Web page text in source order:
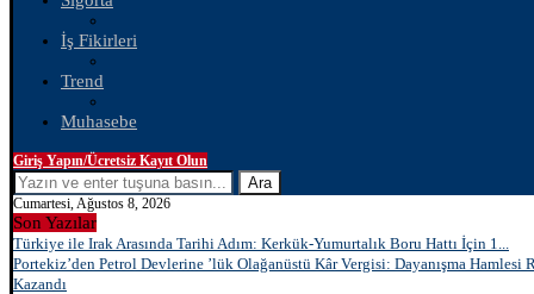
İş Fikirleri
Trend
Muhasebe
Giriş Yapın/Ücretsiz Kayıt Olun
Ara
Cumartesi, Ağustos 8, 2026
Son Yazılar
Türkiye ile Irak Arasında Tarihi Adım: Kerkük-Yumurtalık Boru Hattı İçin 1...
Portekiz’den Petrol Devlerine ’lük Olağanüstü Kâr Vergisi: Dayanışma Hamlesi
Kazandı